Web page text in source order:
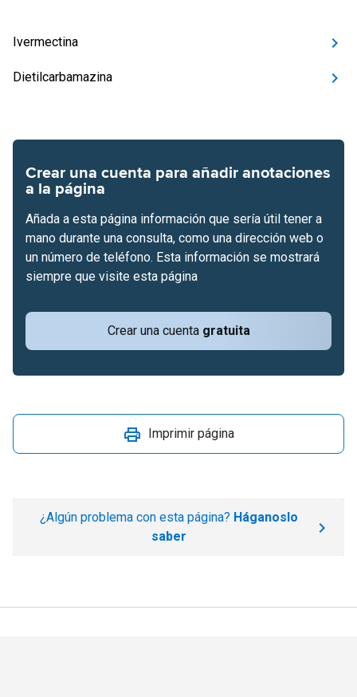
Ivermectina
Dietilcarbamazina
Crear una cuenta para añadir anotaciones
a la página
Crear una cuenta gratuita
Añada a esta página información que sería útil tener a
mano durante una consulta, como una dirección web o
un número de teléfono. Esta información se mostrará
siempre que visite esta página
Imprimir página
¿Algún problema con esta página? Háganoslo
saber